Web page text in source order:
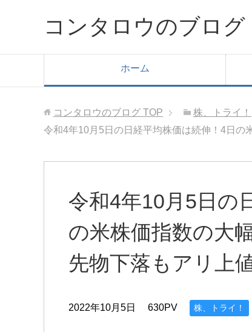
コンタロウのブログ
ホーム
コンタロウのブログ TOP
株、トライ！
令和4年10月5日の日経平均株価は続伸！4日の
令和4年10月5日の
の米株価指数の大
先物下落もアリ上
2022年10月5日 630PV 株、トライ！